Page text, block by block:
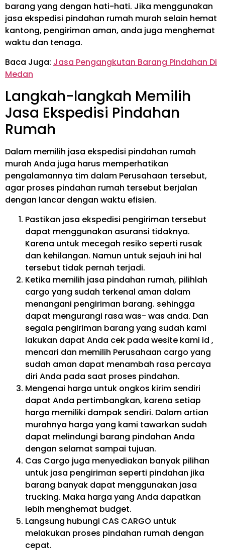
barang yang dengan hati-hati. Jika menggunakan
jasa ekspedisi pindahan rumah murah selain hemat
kantong, pengiriman aman, anda juga menghemat
waktu dan tenaga.
Baca Juga: Jasa Pengangkutan Barang Pindahan Di
Medan
Langkah-langkah Memilih
Jasa Ekspedisi Pindahan
Rumah
Dalam memilih jasa ekspedisi pindahan rumah
murah Anda juga harus memperhatikan
pengalamannya tim dalam Perusahaan tersebut,
agar proses pindahan rumah tersebut berjalan
dengan lancar dengan waktu efisien.
Pastikan jasa ekspedisi pengiriman tersebut
dapat menggunakan asuransi tidaknya.
Karena untuk mecegah resiko seperti rusak
dan kehilangan. Namun untuk sejauh ini hal
tersebut tidak pernah terjadi.
Ketika memilih jasa pindahan rumah, pilihlah
cargo yang sudah terkenal aman dalam
menangani pengiriman barang. sehingga
dapat mengurangi rasa was- was anda. Dan
segala pengiriman barang yang sudah kami
lakukan dapat Anda cek pada wesite kami id ,
mencari dan memilih Perusahaan cargo yang
sudah aman dapat menambah rasa percaya
diri Anda pada saat proses pindahan.
Mengenai harga untuk ongkos kirim sendiri
dapat Anda pertimbangkan, karena setiap
harga memiliki dampak sendiri. Dalam artian
murahnya harga yang kami tawarkan sudah
dapat melindungi barang pindahan Anda
dengan selamat sampai tujuan.
Cas Cargo juga menyediakan banyak pilihan
untuk jasa pengiriman seperti pindahan jika
barang banyak dapat menggunakan jasa
trucking. Maka harga yang Anda dapatkan
lebih menghemat budget.
Langsung hubungi CAS CARGO untuk
melakukan proses pindahan rumah dengan
cepat.